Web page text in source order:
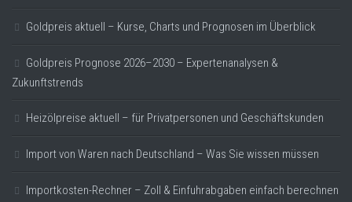
Goldpreis aktuell – Kurse, Charts und Prognosen im Überblick
Goldpreis Prognose 2026–2030 – Expertenanalysen &
Zukunftstrends
Heizölpreise aktuell – für Privatpersonen und Geschäftskunden
Import von Waren nach Deutschland – Was Sie wissen müssen
Importkosten-Rechner – Zoll & Einfuhrabgaben einfach berechnen